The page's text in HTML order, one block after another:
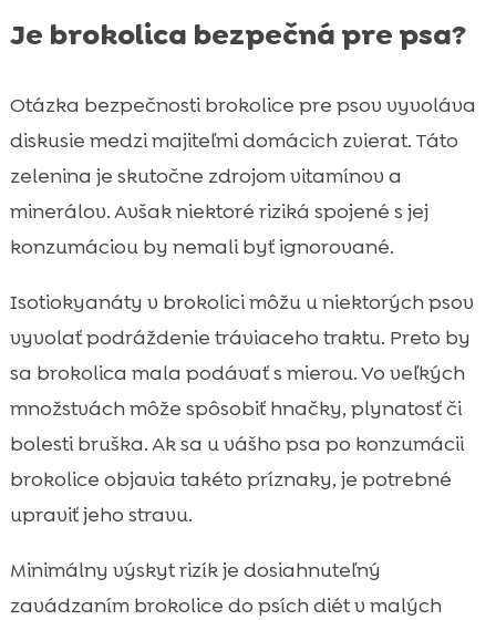
Je brokolica bezpečná pre psa?
Otázka bezpečnosti brokolice pre psov vyvoláva
diskusie medzi majiteľmi domácich zvierat. Táto
zelenina je skutočne zdrojom vitamínov a
minerálov. Avšak niektoré riziká spojené s jej
konzumáciou by nemali byť ignorované.
Isotiokyanáty v brokolici môžu u niektorých psov
vyvolať podráždenie tráviaceho traktu. Preto by
sa brokolica mala podávať s mierou. Vo veľkých
množstvách môže spôsobiť hnačky, plynatosť či
bolesti bruška. Ak sa u vášho psa po konzumácii
brokolice objavia takéto príznaky, je potrebné
upraviť jeho stravu.
Minimálny výskyt rizík je dosiahnuteľný
zavádzaním brokolice do psích diét v malých